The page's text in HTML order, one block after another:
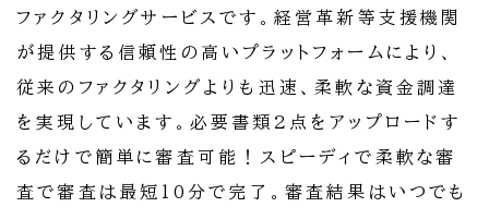
ファクタリングサービスです。経営革新等支援機関
が提供する信頼性の高いプラットフォームにより、
従来のファクタリングよりも迅速、柔軟な資金調達
を実現しています。必要書類2点をアップロードす
るだけで簡単に審査可能！スピーディで柔軟な審
査で審査は最短10分で完了。審査結果はいつでも